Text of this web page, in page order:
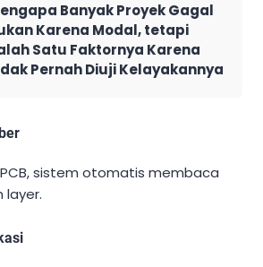
Banyak Proyek Gagal
Karena Modal, tetapi
Satu Faktornya Karena
Pernah Diuji Kelayakannya
sistem otomatis membaca
layer.